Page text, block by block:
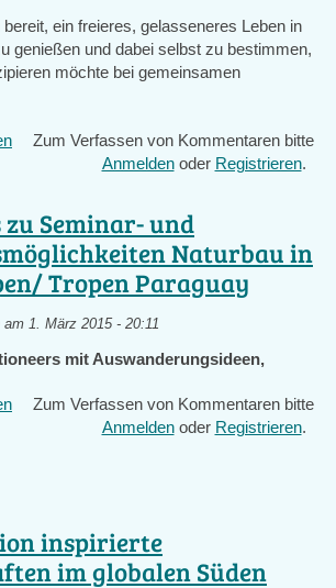
ein freieres, gelasseneres Leben in
genießen und dabei selbst zu bestimmen,
möchte bei gemeinsamen
über
Gemeinschaftsbildung
Süden
Paraguays
Zum Verfassen von Kommentaren bitte
Anmeldenoder Registrieren.
Seminar- und
Naturbau in
Tropen Paraguay
am 1. März 2015 - 20:11
mit Auswanderungsideen,
über
Naturbau
in
Zum Verfassen von Kommentaren bitte
Anmeldenoder Registrieren.
inspirierte
im globalen Süden